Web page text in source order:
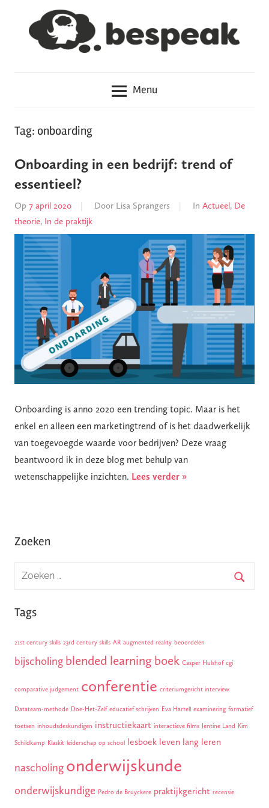
in
hoofd?
Menu
Tag: onboarding
Onboarding in een bedrijf: trend of
essentieel?
Op 7 april 2020 Door Lisa Sprangers In Actueel, De
theorie, In de praktijk
Onboarding is anno 2020 een trending topic. Maar is het
enkel en alleen een marketingtrend of is het daadwerkelijk
van toegevoegde waarde voor bedrijven? Deze vraag
beantwoord ik in deze blog met behulp van
wetenschappelijke inzichten. Lees verder »
Zoeken
Tags
21st century skills 23rd century skills AR augmented reality beoordelen
bijscholing blended learningboek Casper Hulshof cgi
comparative judgement conferentie criteriumgericht interview
Datateam-methode Doe-Het-Zelf educatief schrijven Eva Hartell examinering formatief
toetsen inhoudsdeskundigen instructiekaart interactieve films Jentine Land Kim
Schildkamp Klaskit leiderschap op school lesboek leven lang leren
nascholing onderwijskunde
onderwijskundige Pedro de Bruyckere praktijkgericht recensie